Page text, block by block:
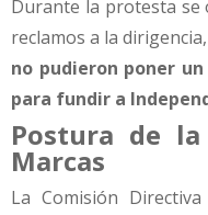
Durante la protesta se
reclamos a la
no pudieron poner
para fundir a
Postura de
Marcas
La Comisión